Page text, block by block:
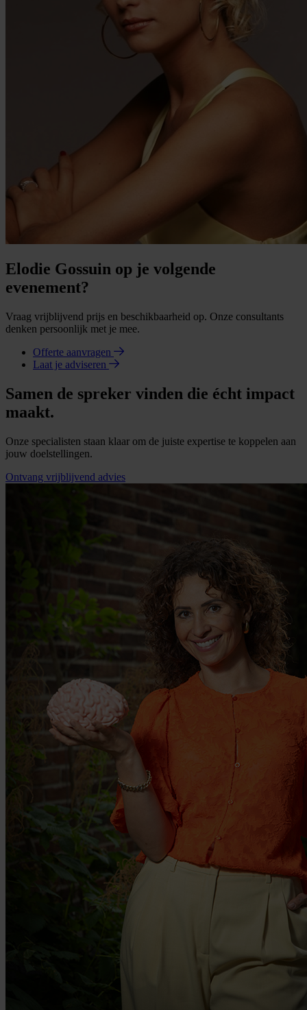
Elodie Gossuin op je volgende
evenement?
Vraag vrijblijvend prijs en beschikbaarheid op. Onze consultants
denken persoonlijk met je mee.
Offerte aanvragen
Laat je adviseren
Samen de spreker vinden die écht impact
maakt.
Onze specialisten staan klaar om de juiste expertise te koppelen aan
jouw doelstellingen.
Ontvang vrijblijvend advies